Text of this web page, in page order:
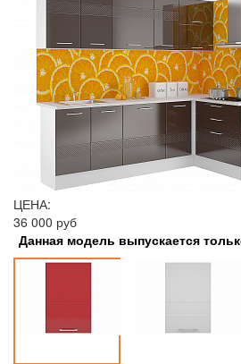
ЦЕНА:
36 000 руб
Данная модель выпускается